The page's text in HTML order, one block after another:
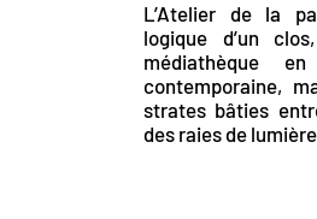
L’Atelier de la
logique d’un
médiathèque
contemporaine,
strates bâties
des raies de